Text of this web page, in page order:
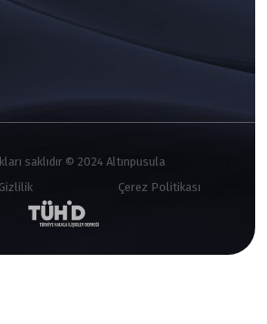
saklıdır © 2024 Altınpusula
Gizlilik Çerez Politikası